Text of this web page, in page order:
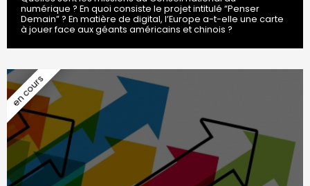
numérique ? En quoi consiste le projet intitulé “Penser
Demain” ? En matière de digital, l’Europe a-t-elle une carte
à jouer face aux géants américains et chinois ?